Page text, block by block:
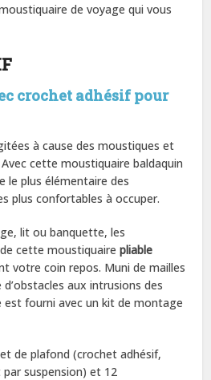
de voyage qui vous
crochet adhésif pour
à cause des moustiques et
cette moustiquaire baldaquin
le plus élémentaire des
plus confortables à occuper.
lit ou banquette, les
cette moustiquairepliable
votre coin repos. Muni de mailles
aux intrusions des
est fourni avec un kit de montage
de plafond (crochet adhésif,
suspension) et 12